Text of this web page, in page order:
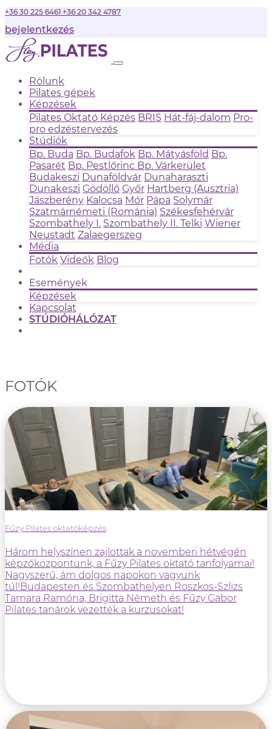
+36 30 225 6461 +36 20 342 4787
bejelentkezés
Rólunk
Pilates gépek
Képzések
Pilates Oktató Képzés BRIS Hát-fáj-dalom Pro-
pro edzéstervezés
Stúdiók
Bp. Buda Bp. Budafok Bp. Mátyásföld Bp.
Pasarét Bp. Pestlőrinc Bp. Várkerület
Budakeszi Dunaföldvár Dunaharaszti
Dunakeszi Gödöllő Győr Hartberg (Ausztria)
Jászberény Kalocsa Mór Pápa Solymár
Szatmárnémeti (Románia) Székesfehérvár
Szombathely I. Szombathely II. Telki Wiener
Neustadt Zalaegerszeg
Média
Fotók Videók Blog
Események
Képzések
Kapcsolat
STÚDIÓHÁLÓZAT
FOTÓK
Fűzy Pilates oktatóképzés
Három helyszínen zajlottak a novemberi hétvégén
képzőközpontunk, a Fűzy Pilates oktató tanfolyamai!
Nagyszerű, ám dolgos napokon vagyunk
túl!Budapesten és Szombathelyen Roszkos-Szlizs
Tamara Ramóna, Brigitta Németh és Fűzy Gábor
Pilates tanárok vezették a kurzusokat!